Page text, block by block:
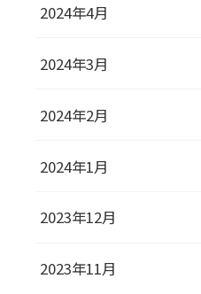
2024年4月
2024年3月
2024年2月
2024年1月
2023年12月
2023年11月